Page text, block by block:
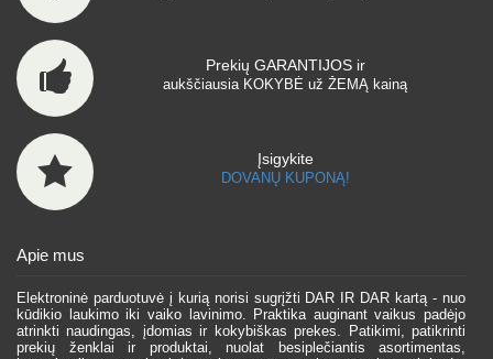
Prekių GARANTIJOS ir
aukščiausia KOKYBĖ už ŽEMĄ kainą
Įsigykite
DOVANŲ KUPONĄ!
Apie mus
Elektroninė parduotuvė į kurią norisi sugrįžti DAR IR DAR kartą - nuo
kūdikio laukimo iki vaiko lavinimo. Praktika auginant vaikus padėjo
atrinkti naudingas, įdomias ir kokybiškas prekes. Patikimi, patikrinti
prekių ženklai ir produktai, nuolat besiplečiantis asortimentas,